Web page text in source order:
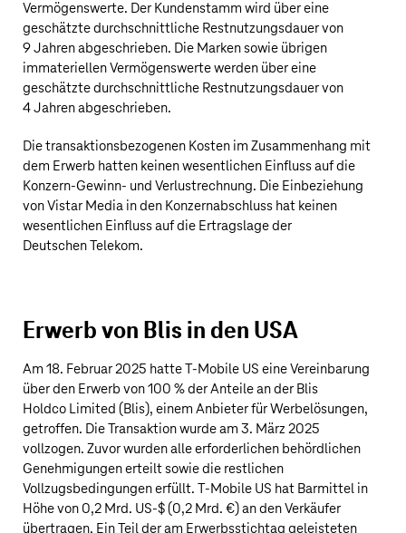
Vermögenswerte. Der Kundenstamm wird über eine
geschätzte durchschnittliche Restnutzungsdauer von
9 Jahren abgeschrieben. Die Marken sowie übrigen
immateriellen Vermögenswerte werden über eine
geschätzte durchschnittliche Restnutzungsdauer von
4 Jahren abgeschrieben.
Die transaktionsbezogenen Kosten im Zusammenhang mit
dem Erwerb hatten keinen wesentlichen Einfluss auf die
Konzern-Gewinn- und Verlustrechnung. Die Einbeziehung
von Vistar Media in den Konzernabschluss hat keinen
wesentlichen Einfluss auf die Ertragslage der
Deutschen Telekom.
Erwerb von Blis in den USA
Am 18. Februar 2025 hatteT‑Mobile US eine Vereinbarung
über den Erwerb von 100 % der Anteile an der Blis
Holdco Limited (Blis), einem Anbieter für Werbelösungen,
getroffen. Die Transaktion wurde am 3. März 2025
vollzogen. Zuvor wurden alle erforderlichen behördlichen
Genehmigungen erteilt sowie die restlichen
Vollzugsbedingungen erfüllt. T‑Mobile US hat Barmittel in
Höhe von 0,2 Mrd. US‑$(0,2 Mrd. €) an den Verkäufer
übertragen. Ein Teil der am Erwerbsstichtag geleisteten